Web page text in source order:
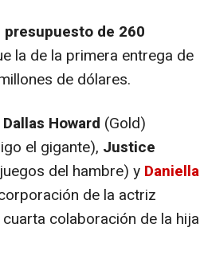
de 260
la de la primera entrega de
de dólares.
Howard (Gold)
el gigante), Justice
del hambre) y Daniella
de la actriz
colaboración de la hija